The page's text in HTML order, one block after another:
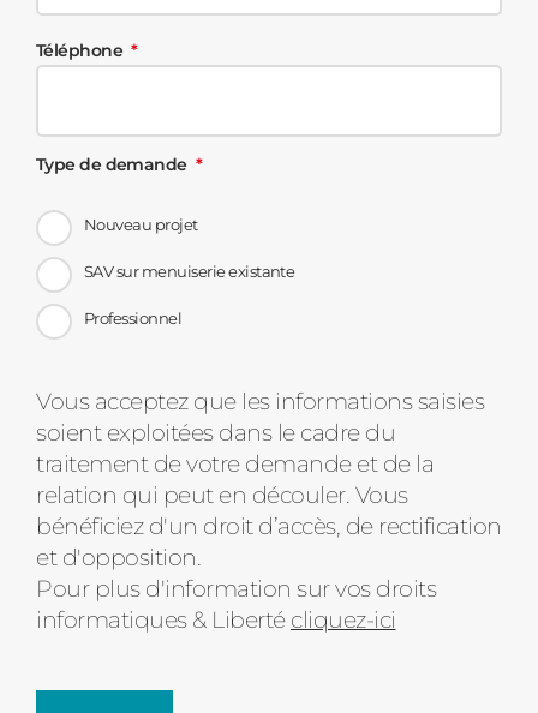
Téléphone
Type de demande
Nouveau projet
SAV sur menuiserie existante
Professionnel
Message
d'état
Vous acceptez que les informations saisies
soient exploitées dans le cadre du
traitement de votre demande et de la
relation qui peut en découler. Vous
bénéficiez d'un droit d’accès, de rectification
et d'opposition.
Pour plus d'information sur vos droits
informatiques & Liberté cliquez-ici